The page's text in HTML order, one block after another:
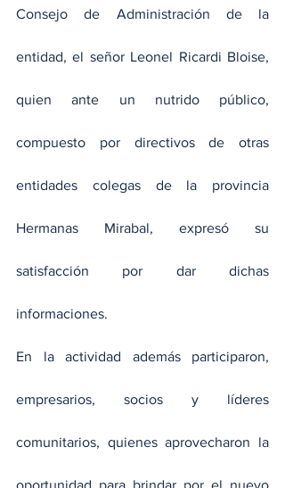
Consejo de Administración de la
entidad, el señor Leonel Ricardi Bloise,
quien ante un nutrido público,
compuesto por directivos de otras
entidades colegas de la provincia
Hermanas Mirabal, expresó su
satisfacción por dar dichas
informaciones.
En la actividad además participaron,
empresarios, socios y líderes
comunitarios, quienes aprovecharon la